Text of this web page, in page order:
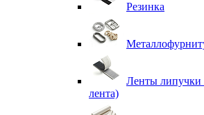
Резинка
Ленты липучки
лента)